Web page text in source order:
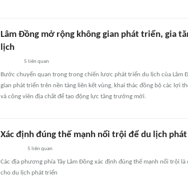
Lâm Đồng mở rộng không gian phát triển, gia
lịch
5 liên quan
Bước chuyển quan trọng trong chiến lược phát triển du lịch của Lâm
gian phát triển trên nền tảng liên kết vùng, khai thác đồng bộ các lợi
và công viên địa chất để tạo động lực tăng trưởng mới.
Xác định đúng thế mạnh nổi trội để du lịch
5 liên quan
Các địa phương phía Tây Lâm Đồng xác định đúng thế mạnh nổi trội
cho du lịch phát triển